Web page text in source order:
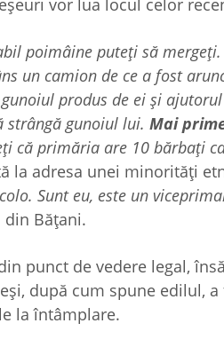
vor lua locul celor
poimâine puteți să
un camion de ce a fost
produs de ei și
strângă gunoiul lui. Mai
că primăria are 10 bărbați
la adresa unei minorități
Sunt eu, este un
Bățani.
punct de vedere legal,
după cum spune edilul,
la întâmplare.